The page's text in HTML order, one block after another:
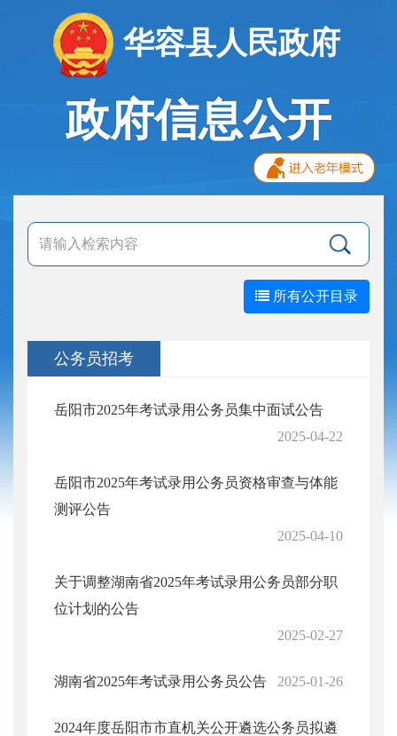
华容县人民政府
政府信息公开
所有公开目录
公务员招考
岳阳市2025年考试录用公务员集中面试公告
2025-04-22
岳阳市2025年考试录用公务员资格审查与体能
测评公告
2025-04-10
关于调整湖南省2025年考试录用公务员部分职
位计划的公告
2025-02-27
湖南省2025年考试录用公务员公告 2025-01-26
2024年度岳阳市市直机关公开遴选公务员拟遴